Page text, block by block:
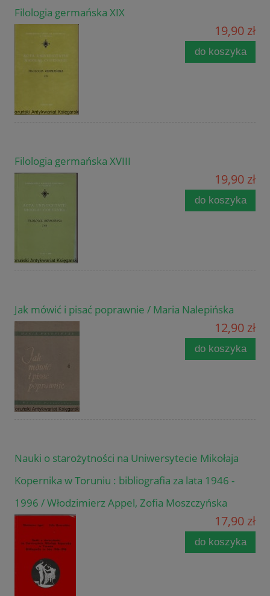
Filologia germańska XIX
19,90 zł
do koszyka
Filologia germańska XVIII
19,90 zł
do koszyka
Jak mówić i pisać poprawnie / Maria Nalepińska
12,90 zł
do koszyka
Nauki o starożytności na Uniwersytecie Mikołaja
Kopernika w Toruniu : bibliografia za lata 1946 -
1996 / Włodzimierz Appel, Zofia Moszczyńska
17,90 zł
do koszyka